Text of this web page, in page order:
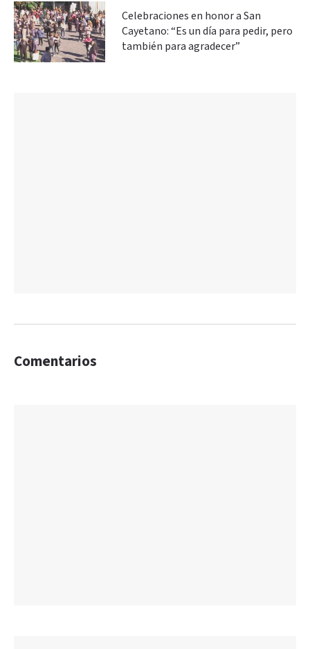
Celebraciones en honor a San
Cayetano: “Es un día para pedir, pero
también para agradecer”
Comentarios